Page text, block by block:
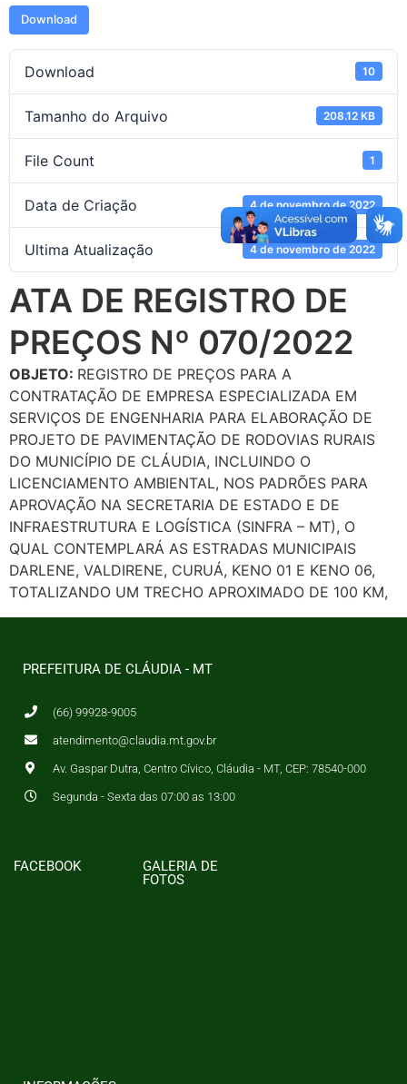
Download
Download 10
Tamanho do Arquivo 208.12 KB
File Count 1
Data de Criação 4 de novembro de 2022
Ultima Atualização 4 de novembro de 2022
ATA DE REGISTRO DE
PREÇOS Nº 070/2022
OBJETO: REGISTRO DE PREÇOS PARA A
CONTRATAÇÃO DE EMPRESA ESPECIALIZADA EM
SERVIÇOS DE ENGENHARIA PARA ELABORAÇÃO DE
PROJETO DE PAVIMENTAÇÃO DE RODOVIAS RURAIS
DO MUNICÍPIO DE CLÁUDIA, INCLUINDO O
LICENCIAMENTO AMBIENTAL, NOS PADRÕES PARA
APROVAÇÃO NA SECRETARIA DE ESTADO E DE
INFRAESTRUTURA E LOGÍSTICA (SINFRA – MT), O
QUAL CONTEMPLARÁ AS ESTRADAS MUNICIPAIS
DARLENE, VALDIRENE, CURUÁ, KENO 01 E KENO 06,
TOTALIZANDO UM TRECHO APROXIMADO DE 100 KM,
PREFEITURA DE CLÁUDIA - MT
(66) 99928-9005
atendimento@claudia.mt.gov.br
Av. Gaspar Dutra, Centro Cívico, Cláudia - MT, CEP: 78540-000
Segunda - Sexta das 07:00 as 13:00
FACEBOOK
GALERIA DE
FOTOS